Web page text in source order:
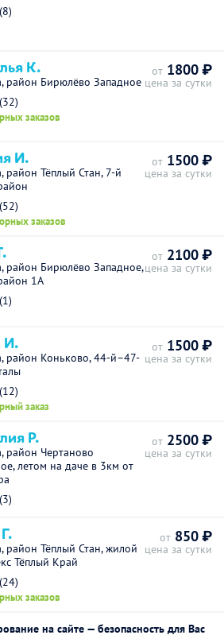
(8)
К.
район Бирюлёво Западное
(32)
заказов
от 1800 ₽
цена за сутки
И.
район Тёплый Стан, 7-й
(52)
заказов
от 1500 ₽
цена за сутки
район Бирюлёво Западное,
1А
(1)
от 2100 ₽
цена за сутки
И.
район Коньково, 44-й–47-
(12)
заказ
от 1500 ₽
цена за сутки
Р.
район Чертаново
летом на даче в 3км от
(3)
от 2500 ₽
цена за сутки
район Тёплый Стан, жилой
Тёплый Край
(24)
заказов
от 850 ₽
цена за сутки
на сайте — безопасность для Вас